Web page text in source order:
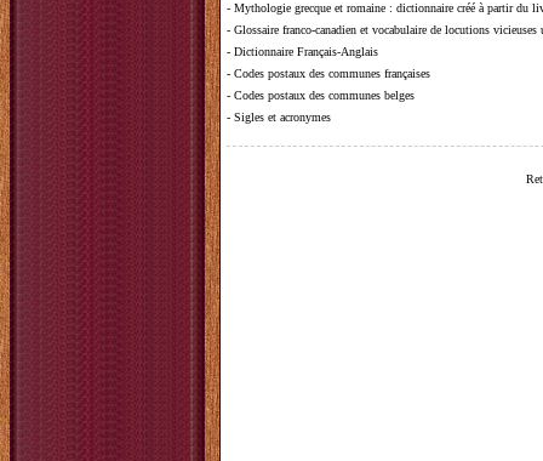
- Mythologie grecque et romaine : dictionnaire créé à partir du
- Glossaire franco-canadien et vocabulaire de locutions vicieuses
- Dictionnaire Français-Anglais
- Codes postaux des communes françaises
- Codes postaux des communes belges
- Sigles et acronymes